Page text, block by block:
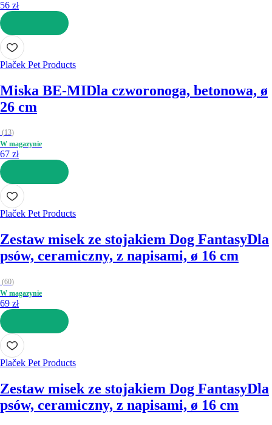
56 zł
DO KOSZYKA
Plaček Pet Products
Miska BE-MIDla czworonoga, betonowa, ø
26 cm
(13)
W magazynie
67 zł
DO KOSZYKA
Plaček Pet Products
Zestaw misek ze stojakiem Dog FantasyDla
psów, ceramiczny, z napisami, ø 16 cm
(60)
W magazynie
69 zł
DO KOSZYKA
Plaček Pet Products
Zestaw misek ze stojakiem Dog FantasyDla
psów, ceramiczny, z napisami, ø 16 cm